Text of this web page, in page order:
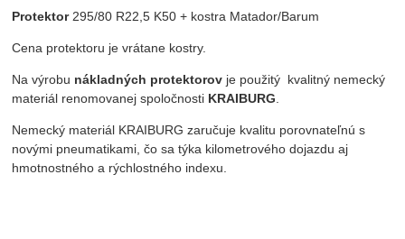
Protektor295/80 R22,5 K50+ kostra Matador/Barum
Cena protektoru je vrátane kostry.
Na výrobu nákladných protektorov je použitý kvalitný nemecký
materiál renomovanej spoločnosti KRAIBURG
Nemecký materiál KRAIBURG zaručuje kvalitu porovnateľnú s
novými pneumatikami, čo sa týka kilometrového dojazdu aj
hmotnostného a rýchlostného indexu.